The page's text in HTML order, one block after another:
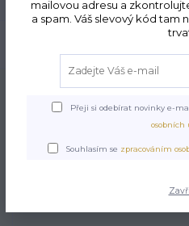
Kabelky ekologické Kabelky
Kabelka
mailovou adresu a
a spam. Váš slevový kód tam
Přeji si odebírat novinky e-
osobních
Souhlasím se zpracováním